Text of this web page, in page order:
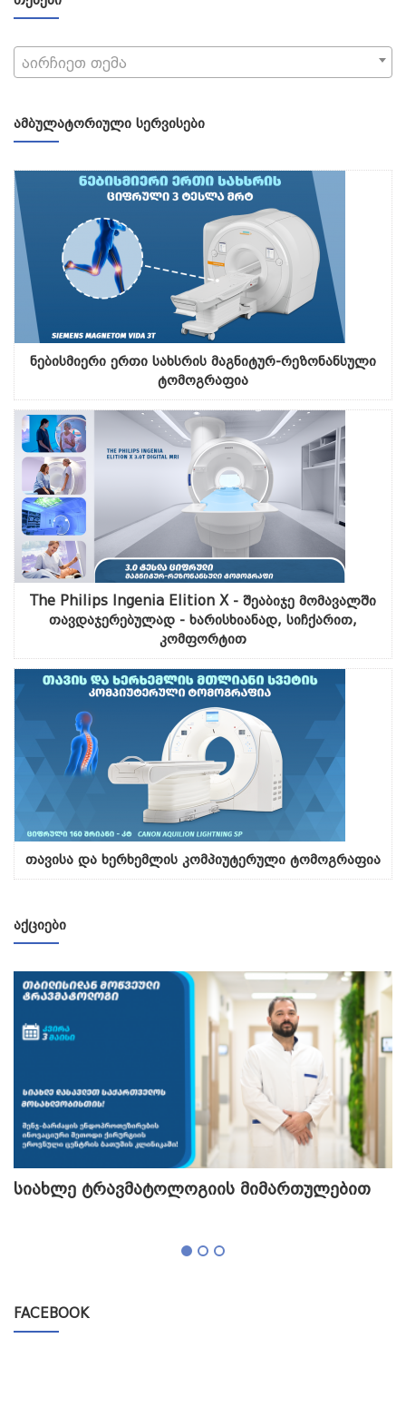
აირჩიეთ თემა
ᲐᲛᲑᲣᲚᲐᲢᲝᲠᲘᲣᲚᲘ ᲡᲔᲠᲕᲘᲡᲔᲑᲘ
ნებისმიერი ერთი სახსრის მაგნიტურ-რეზონანსული
ტომოგრაფია
The Philips Ingenia Elition X - შეაბიჯე მომავალში
თავდაჯერებულად - ხარისხიანად, სიჩქარით,
კომფორტით
თავისა და ხერხემლის კომპიუტერული ტომოგრაფია
ᲐᲥᲪᲘᲔᲑᲘ
სიახლე ტრავმატოლოგიის მიმართულებით
FACEBOOK